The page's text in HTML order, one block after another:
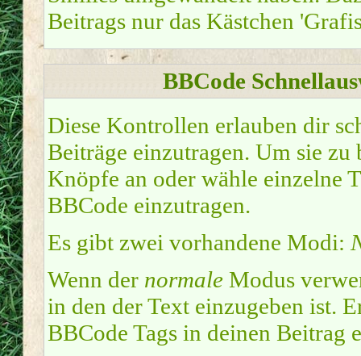
Beitrags nur das Kästchen
BBCode
Diese Kontrollen erlauben dir
Beiträge einzutragen. Um sie
Knöpfe an oder wähle einzelne
BBCode einzutragen.
Es gibt zwei vorhandene Modi:
Wenn der normaleModus
in den der Text einzugeben ist.
BBCode Tags in deinen Beitrag